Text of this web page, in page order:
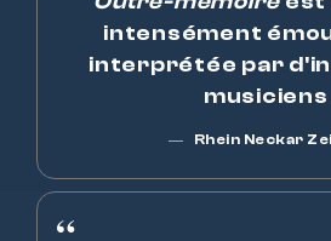
intensément
interprétée par
musiciens
Rhein Neckar